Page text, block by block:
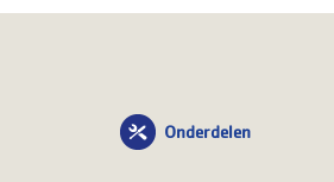
Onderdelen